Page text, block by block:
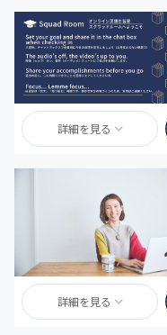
詳細を見る
詳細を見る